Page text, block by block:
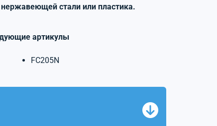
нержавеющей стали или пластика.
артикулы
FC205N